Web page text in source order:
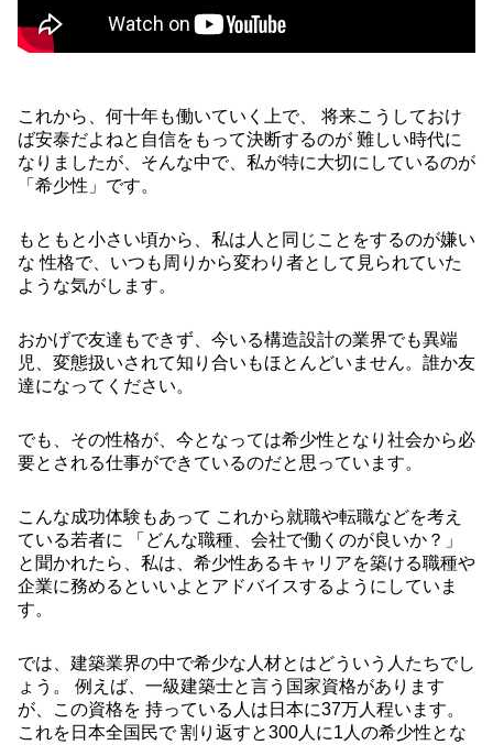
これから、何十年も働いていく上で、 将来こうしておけ
ば安泰だよねと自信をもって決断するのが 難しい時代に
なりましたが、そんな中で、私が特に大切にしているのが
「希少性」です。
もともと小さい頃から、私は人と同じことをするのが嫌い
な 性格で、いつも周りから変わり者として見られていた
ような気がします。
おかげで友達もできず、今いる構造設計の業界でも異端
児、変態扱いされて知り合いもほとんどいません。誰か友
達になってください。
でも、その性格が、今となっては希少性となり社会から必
要とされる仕事ができているのだと思っています。
こんな成功体験もあって これから就職や転職などを考え
ている若者に 「どんな職種、会社で働くのが良いか？」
と聞かれたら、私は、希少性あるキャリアを築ける職種や
企業に務めるといいよとアドバイスするようにしていま
す。
では、建築業界の中で希少な人材とはどういう人たちでし
ょう。 例えば、一級建築士と言う国家資格があります
が、この資格を 持っている人は日本に37万人程います。
これを日本全国民で 割り返すと300人に1人の希少性とな